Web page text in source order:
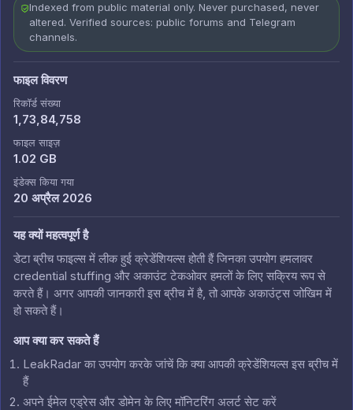
Indexed from public material only. Never purchased, never
altered. Verified sources: public forums and Telegram
channels.
फाइल विवरण
रिकॉर्ड संख्या
1,73,84,758
फाइल साइज़
1.02 GB
इंडेक्स किया गया
20 अप्रैल 2026
यह क्यों महत्वपूर्ण है
डेटा ब्रीच फाइल्स में लीक हुई क्रेडेंशियल्स होती हैं जिनका उपयोग हमलावर
credential stuffing और अकाउंट टेकओवर हमलों के लिए सक्रिय रूप से
करते हैं। अगर आपकी जानकारी इस ब्रीच में है, तो आपके अकाउंट्स जोखिम में
हो सकते हैं।
आप क्या कर सकते हैं
LeakRadar का उपयोग करके जांचें कि क्या आपकी क्रेडेंशियल्स इस ब्रीच में
हैं
अपने ईमेल एड्रेस और डोमेन के लिए मॉनिटरिंग अलर्ट सेट करें